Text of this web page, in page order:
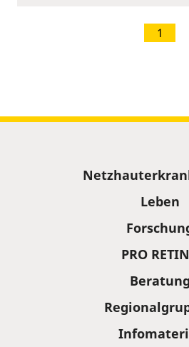
1
Leben
PRO
Beratung